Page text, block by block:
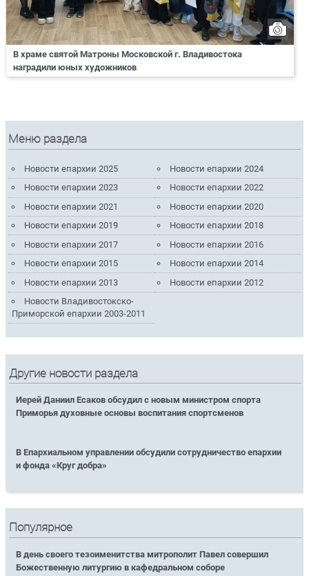
В храме святой Матроны Московской г. Владивостока
наградили юных художников
Меню раздела
Новости епархии 2025
Новости епархии 2024
Новости епархии 2023
Новости епархии 2022
Новости епархии 2021
Новости епархии 2020
Новости епархии 2019
Новости епархии 2018
Новости епархии 2017
Новости епархии 2016
Новости епархии 2015
Новости епархии 2014
Новости епархии 2013
Новости епархии 2012
Новости Владивостокско-
Приморской епархии 2003-2011
Другие новости раздела
Иерей Даниил Есаков обсудил с новым министром спорта
Приморья духовные основы воспитания спортсменов
В Епархиальном управлении обсудили сотрудничество епархии
и фонда «Круг добра»
Популярное
В день своего тезоименитства митрополит Павел совершил
Божественную литургию в кафедральном соборе